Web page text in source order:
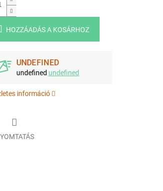
HOZZÁADÁS A KOSÁRHOZ
UNDEFINED
undefined undefined
információ